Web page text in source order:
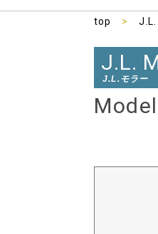
top >
J.L.
J.L.モラー